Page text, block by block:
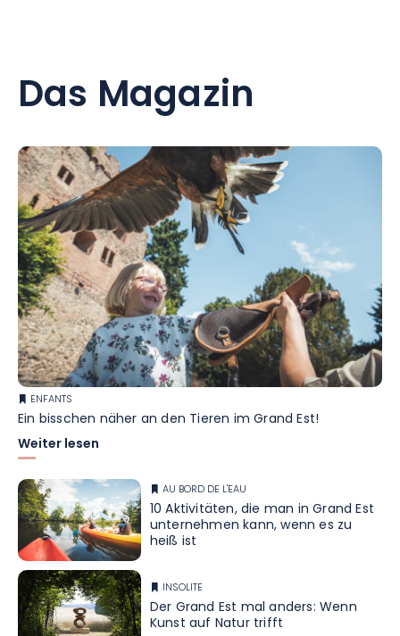
Das Magazin
ENFANTS
Ein bisschen näher an den Tieren im Grand Est!
Weiter lesen
AU BORD DE L'EAU
10 Aktivitäten, die man in Grand Est
unternehmen kann, wenn es zu
heiß ist
INSOLITE
Der Grand Est mal anders: Wenn
Kunst auf Natur trifft